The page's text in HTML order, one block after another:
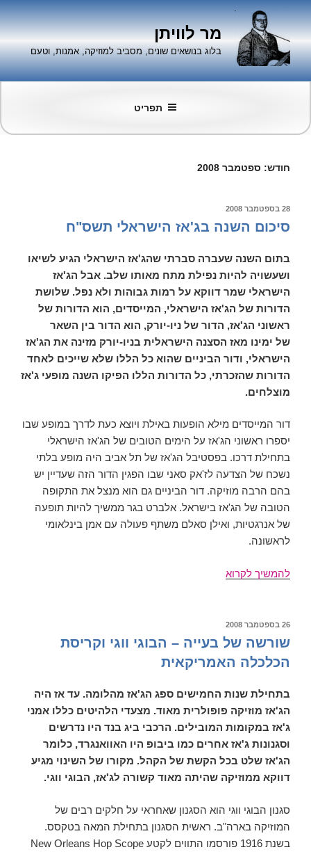
דילוג
לתוכן
מר לוויתן
בלוג בנושאים שונים, מסביב למוזיקה, אמנות, וטעם
תפריט
חודש: ספטמבר 2008
פורסם
28 בספטמבר 2008
סיכום השנה בג'אז הישראלי תשס"ח
בתום השנה שעברה סברתי שהג'אז הישראלי הגיע לשיאו
ושעשויה להיות נפילת מתח מאותו שלב. אבל הג'אז
הישראלי שמר דווקא על רמות גבוהות ולא נפל. שלושת
הדורות של הג'אז הישראלי, המייסדים, הוא הדורות של
ראשוני הג'אז, הדור של ניו-יורק, הוא הדור בין השאר
של ימינו מאז הסצנה הישראלית בניו-יורק מזינה את הג'אז
הישראלי, ודור הביניים שהוא כל הללו שלא שייכים לאחד
הדורות שהזכרתי, כל הדורות הללו הפיקו השנה מופעי ג'אז
מוצלחים.
דור המייסדים מילא הופעות באילת ויוצא כעת לדרך במופע שבו
יספרו ראשוני הג'אז על הימים הטובים של הג'אז הישראלי
בתחילת דרכו. בפסטיבל הג'אז של תל אביב היה מופע בלתי
נשכח של הצדעה לז'אק סאני שבו הפגין הדור הזה שעדיין יש
בהם הרבה מוזיקה. דור הביניים גם הוא מנצל את התקופה
הטובה של הג'אז בישראל. אלברט בגר ממשיך להיות תופעה
של אנרגטיות, ואילן סאלם משתף פעולה עם אמן בינלאומי
לראשונה.
להמשיך לקרוא
הישראלי
תשס"ח
פורסם
26 בספטמבר 2008
שורשה של בעייה – הבוגי ווגי וקריסת
הכלכלה האמריקאית
בתחילת שנות החמישים ספג הג'אז מהלומה. עד אז היה
הג'אז מוזיקה פופולרית מאוד. מצעדי הלהיטים כללו אמני
ג'אז במקומות המובילים. הרכבי ביג בנד היו נדרשים
וסגנונות ג'אז אחרים כמו ביבופ היו האוואנגרד, כלומר
הג'אז שלט בכל הקשת של הקהל. מקורו של השינוי מגיע
דווקא ממוזיקה שהיתה מאוד קשורה לג'אז, הבוגי ווגי.
סגנון הבוגי ווגי הוא הסגנון שאחראי על חלקים רבים של
המוזיקה בארה"ב. ראשית הסגנון בתחילת המאה בטקסס.
בשנת 1916 פורסמו התווים לקטע New Orleans Hop Scope